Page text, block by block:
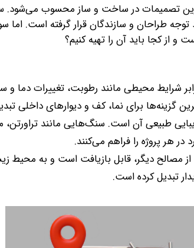
تصمیمات در ساخت و ساز محسوب می‌شود.
توجه طراحان و سازندگان قرار گرفته است. اما
از کجا باید آن را تهیه کنیم؟
شرایط محیطی مانند رطوبت، تغییرات دما و
گزینه‌ها برای نما، کف و دیوارهای داخلی
طبیعی آن است. سنگ‌هایی مانند تراورتن،
هر پروژه را فراهم می‌کنند.
مصالح دیگر، قابل بازیافت است و به محیط
تبدیل کرده است.